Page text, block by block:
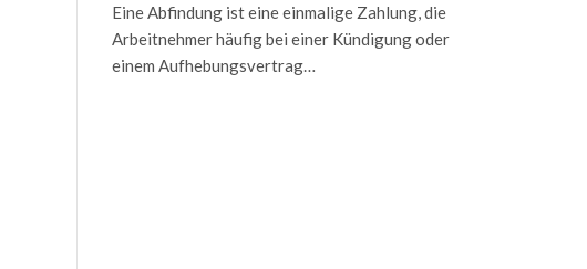
Eine Abfindung ist eine einmalige Zahlung, die
Arbeitnehmer häufig bei einer Kündigung oder
einem Aufhebungsvertrag…